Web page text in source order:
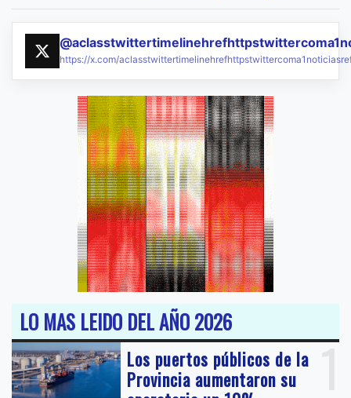
https://x.com/
LO MAS LEIDO DEL AÑO 2026
1
Los puertos públicos de la
Provincia aumentaron su